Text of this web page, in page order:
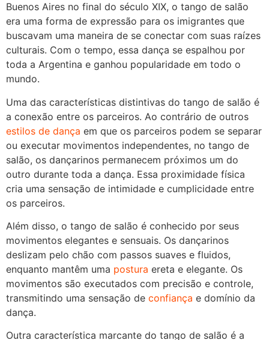
Buenos Aires no final do século XIX, o tango de salão
era uma forma de expressão para os imigrantes que
buscavam uma maneira de se conectar com suas raízes
culturais. Com o tempo, essa dança se espalhou por
toda a Argentina e ganhou popularidade em todo o
mundo.
Uma das características distintivas do tango de salão é
a conexão entre os parceiros. Ao contrário de outros
estilos de dança em que os parceiros podem se separar
ou executar movimentos independentes, no tango de
salão, os dançarinos permanecem próximos um do
outro durante toda a dança. Essa proximidade física
cria uma sensação de intimidade e cumplicidade entre
os parceiros.
Além disso, o tango de salão é conhecido por seus
movimentos elegantes e sensuais. Os dançarinos
deslizam pelo chão com passos suaves e fluidos,
enquanto mantêm uma postura ereta e elegante. Os
movimentos são executados com precisão e controle,
transmitindo uma sensação de confiança e domínio da
dança.
Outra característica marcante do tango de salão é a